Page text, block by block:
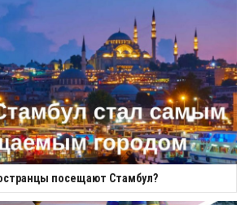
посещают Стамбул?